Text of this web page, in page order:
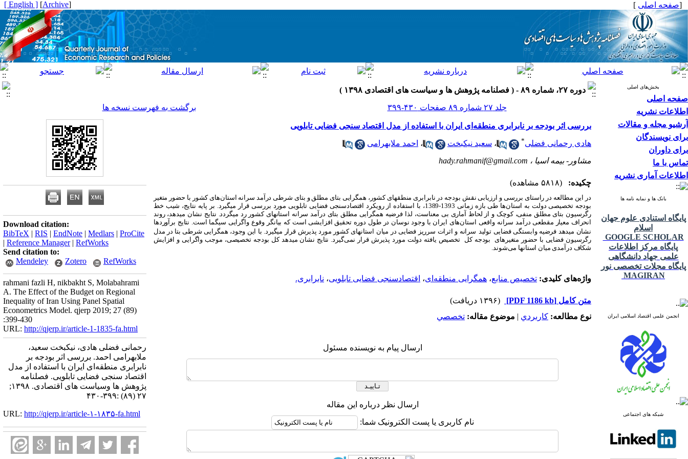
[صفحه اصلی ]
[
Archive
]
[ English ]
بخش‌های اصلی
صفحه اصلی
اطلاعات نشریه
آرشیو مجله و مقالات
برای نویسندگان
برای داوران
تماس با ما
اطلاعات آماری نشریه
بانک ها و نمایه نامه ها
پایگاه استنادی علوم جهان
اسلام
GOOGLE SCHOLAR
پایگاه مرکز اطلاعات
علمی جهاد دانشگاهی
پایگاه مجلات تخصصی نور
MAGIRAN
انجمن علمی اقتصاد اسلامی ایران
شبکه های اجتماعی
دوره ۲۷، شماره ۸۹ - ( فصلنامه پژوهش ها و سیاست های اقتصادی ۱۳۹۸ )
جلد ۲۷ شماره ۸۹ صفحات ۴۳۰-۳۹۹
برگشت به فهرست نسخه ها
بررسی اثر بودجه بر نابرابری منطقه‌ای ایران با استفاده از مدل اقتصاد سنجی فضایی تابلویی
هادی رحمانی فضلی* ، سعید نیکبخت ، احمد ملابهرامی
مشاور- بیمه اسیا ، hady.rahmanif@gmail.com
چکیده: (۵۸۱۸ مشاهده)
در این مطالعه در راستای بررسی و ارزیابی نقش بودجه در نابرابری منطقه­ای کشور، همگرایی بتای مطلق و بتای شرطی درآمد سرانه استان‌های کشور با حضور متغیر
بودجه تخصیصی دولت به استان‌ها طی بازه زمانی 1393-1389، با استفاده از رویکرد اقتصادسنجی فضایی تابلویی مورد بررسی قرار می­گیرد. بر پایه نتایج، شیب خط
رگرسیون بتای مطلق منفی، کوچک و از لحاظ آماری بی معناست، لذا فرضیه همگرایی مطلق بتای درآمد سرانه استان­های کشور رد می­گردد. نتایج نشان می­دهد، روند
انحراف معیار مقطعی درآمد سرانه واقعی استان‌های ایران با وجود نوسان در طول دوره تحقیق افزایشی است که بیانگر وقوع واگرایی سیگما است. نتایج برآوردها
نشان می­دهد فرضیه وابستگی فضایی تولید سرانه و اثرات سرریز فضایی در میان استان­های کشور مورد پذیرش قرار می­گیرد. با این وجود، همگرایی شرطی بتا در مدل
رگرسیون فضایی با حضور متغیرهای بودجه کل تخصیص یافته دولت مورد پذیرش قرار نمی‌گیرد. نتایج نشان می­دهد کل بودجه تخصیصی، موجب واگرایی و افزایش
شکاف درآمدی میان استان­ها می‌شوند.
واژه‌های کلیدی: تخصیص منابع، همگرایی منطقه‌ای، اقتصادسنجی فضایی تابلویی، نابرابری.
متن کامل [PDF 1186 kb]
(۱۳۹۶ دریافت)
نوع مطالعه: كاربردي | موضوع مقاله: تخصصي
ارسال پیام به نویسنده مسئول
ارسال نظر درباره این مقاله
نام کاربری یا پست الکترونیک شما:
Download citation:
BibTeX | RIS | EndNote | Medlars | ProCite
| Reference Manager| RefWorks
Send citation to:
Mendeley
Zotero RefWorks
rahmani fazli H, nikbakht S, Molabahrami
A. The Effect of the Budget on Regional
Inequality of Iran Using Panel Spatial
Econometrics Model. qjerp 2019; 27 (89)
:399-430
URL: http://qjerp.ir/article-1-1835-fa.html
رحمانی فضلی هادی، نیکبخت سعید،
ملابهرامی احمد. بررسی اثر بودجه بر
نابرابری منطقه‌ای ایران با استفاده از مدل
اقتصاد سنجی فضایی تابلویی. فصلنامه
پژوهش ها وسیاست های اقتصادی. ۱۳۹۸;
۲۷ (۸۹) :۳۹۹-۴۳۰
URL: http://qjerp.ir/article-۱-۱۸۳۵-fa.html